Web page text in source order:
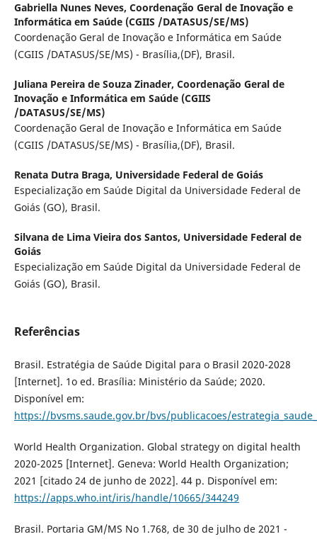
Gabriella Nunes Neves, Coordenação Geral de Inovação e
Informática em Saúde (CGIIS /DATASUS/SE/MS)
Coordenação Geral de Inovação e Informática em Saúde
(CGIIS /DATASUS/SE/MS) - Brasília,(DF), Brasil.
Juliana Pereira de Souza Zinader, Coordenação Geral de
Inovação e Informática em Saúde (CGIIS
/DATASUS/SE/MS)
Coordenação Geral de Inovação e Informática em Saúde
(CGIIS /DATASUS/SE/MS) - Brasília,(DF), Brasil.
Renata Dutra Braga, Universidade Federal de Goiás
Especialização em Saúde Digital da Universidade Federal de
Goiás (GO), Brasil.
Silvana de Lima Vieira dos Santos, Universidade Federal de
Goiás
Especialização em Saúde Digital da Universidade Federal de
Goiás (GO), Brasil.
Referências
Brasil. Estratégia de Saúde Digital para o Brasil 2020-2028
[Internet]. 1o ed. Brasília: Ministério da Saúde; 2020.
Disponível em:
https://bvsms.saude.gov.br/bvs/publicacoes/
World Health Organization. Global strategy on digital health
2020-2025 [Internet]. Geneva: World Health Organization;
2021 [citado 24 de junho de 2022]. 44 p. Disponível em:
https://apps.who.int/iris/handle/10665/344249
Brasil. Portaria GM/MS No 1.768, de 30 de julho de 2021 -